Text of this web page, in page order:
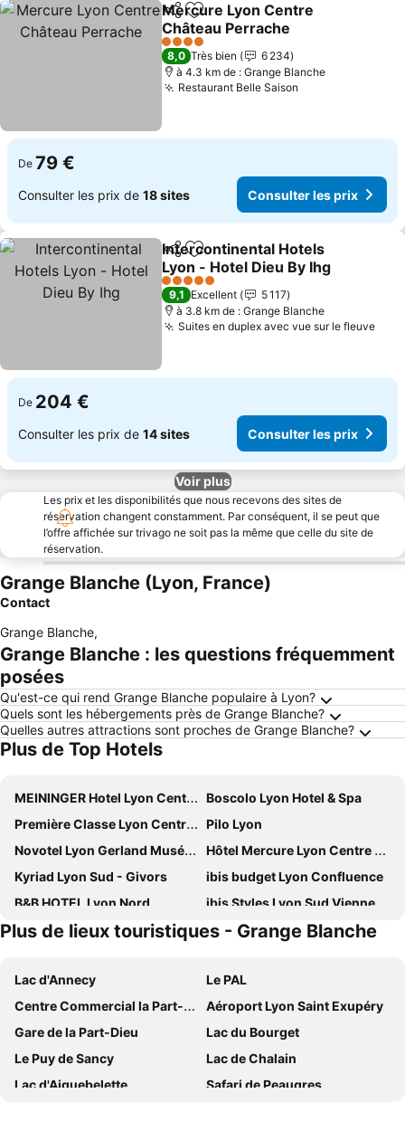
PartagerAjouter à mes favoris
Mercure Lyon Centre
Château Perrache
Consulter les prix
4 Étoiles
8,0 Très bien
6 234
à 4.3 km de : Grange Blanche
Restaurant Belle Saison
De 79 €
Consulter les prix de 18 sites Consulter les prix
PartagerAjouter à mes favoris
Intercontinental Hotels
Lyon - Hotel Dieu By Ihg
Consulter les prix
5 Étoiles
9,1 Excellent
5 117
à 3.8 km de : Grange Blanche
Suites en duplex avec vue sur le fleuve
De 204 €
Consulter les prix de 14 sites Consulter les prix
Voir plus
Les prix et les disponibilités que nous recevons des sites de
réservation changent constamment. Par conséquent, il se peut que
l’offre affichée sur trivago ne soit pas la même que celle du site de
réservation.
Grange Blanche (Lyon, France)
Contact
Grange Blanche,
Grange Blanche : les questions fréquemment
posées
Qu'est-ce qui rend Grange Blanche populaire à Lyon?
Quels sont les hébergements près de Grange Blanche?
Quelles autres attractions sont proches de Grange Blanche?
Plus de Top Hotels
MEININGER Hotel Lyon Centre Berthelot
Boscolo Lyon Hotel & Spa
Première Classe Lyon Centre Gare Part Dieu
Pilo Lyon
Novotel Lyon Gerland Musée des Confluences
Hôtel Mercure Lyon Centre Beaux Arts
Kyriad Lyon Sud - Givors
ibis budget Lyon Confluence
B&B HOTEL Lyon Nord
ibis Styles Lyon Sud Vienne
Hôtel Lyon Métropole & Spa
Holiday Inn Lyon - Vaise By Ihg
Staycity Aparthotels, Lyon Rue Garibaldi
Comfort Hotel Aeroport Lyon St Exupery
Kyriad Prestige Lyon Est - Saint Priest Eurexpo Hotel and SPA
Hôtel Des Artistes
ibis Styles Lyon Bron Eurexpo
Moxy Lyon Airport
Première classe Lyon Dardilly
Hampton by Hilton Lyon Airport
ibis budget Aéroport Lyon Saint Exupéry
Carlton Hotel Lyon - MGallery Collection
Plus de lieux touristiques - Grange Blanche
Lac d'Annecy
Le PAL
Centre Commercial la Part-Dieu
Aéroport Lyon Saint Exupéry
Gare de la Part-Dieu
Lac du Bourget
Le Puy de Sancy
Lac de Chalain
Lac d'Aiguebelette
Safari de Peaugres